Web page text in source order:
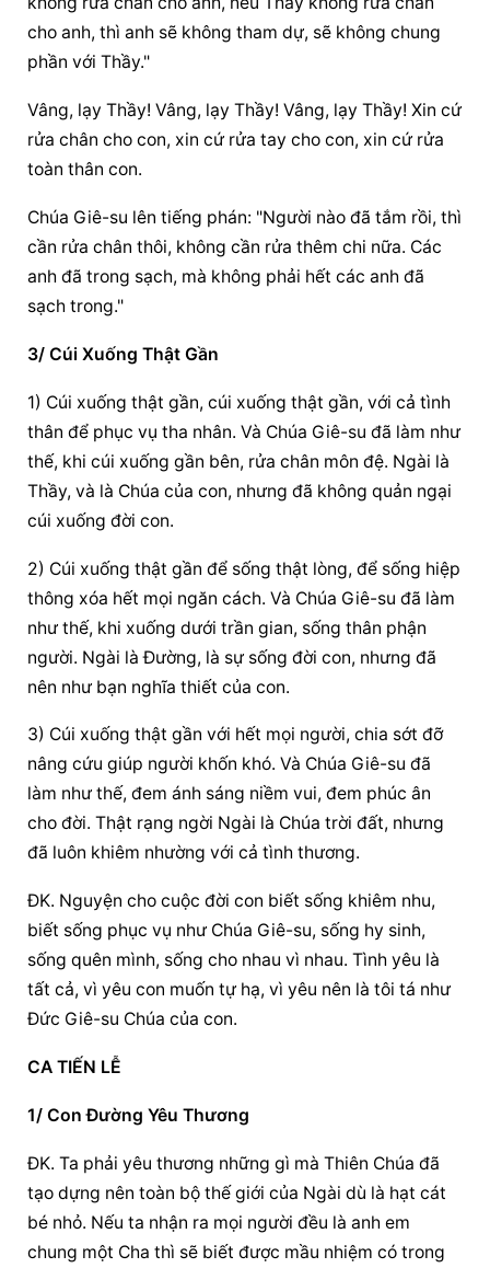
cho anh, thì anh sẽ không tham dự, sẽ không chung
phần với Thầy."
Vâng, lạy Thầy! Vâng, lạy Thầy! Vâng, lạy Thầy! Xin cứ
rửa chân cho con, xin cứ rửa tay cho con, xin cứ rửa
toàn thân con.
Chúa Giê-su lên tiếng phán: "Người nào đã tắm rồi, thì
cần rửa chân thôi, không cần rửa thêm chi nữa. Các
anh đã trong sạch, mà không phải hết các anh đã
sạch trong."
3/ Cúi Xuống Thật Gần
1) Cúi xuống thật gần, cúi xuống thật gần, với cả tình
thân để phục vụ tha nhân. Và Chúa Giê-su đã làm như
thế, khi cúi xuống gần bên, rửa chân môn đệ. Ngài là
Thầy, và là Chúa của con, nhưng đã không quản ngại
cúi xuống đời con.
2) Cúi xuống thật gần để sống thật lòng, để sống hiệp
thông xóa hết mọi ngăn cách. Và Chúa Giê-su đã làm
như thế, khi xuống dưới trần gian, sống thân phận
người. Ngài là Đường, là sự sống đời con, nhưng đã
nên như bạn nghĩa thiết của con.
3) Cúi xuống thật gần với hết mọi người, chia sớt đỡ
nâng cứu giúp người khốn khó. Và Chúa Giê-su đã
làm như thế, đem ánh sáng niềm vui, đem phúc ân
cho đời. Thật rạng ngời Ngài là Chúa trời đất, nhưng
đã luôn khiêm nhường với cả tình thương.
ĐK. Nguyện cho cuộc đời con biết sống khiêm nhu,
biết sống phục vụ như Chúa Giê-su, sống hy sinh,
sống quên mình, sống cho nhau vì nhau. Tình yêu là
tất cả, vì yêu con muốn tự hạ, vì yêu nên là tôi tá như
Đức Giê-su Chúa của con.
CA TIẾN LỄ
1/ Con Đường Yêu Thương
ĐK. Ta phải yêu thương những gì mà Thiên Chúa đã
tạo dựng nên toàn bộ thế giới của Ngài dù là hạt cát
bé nhỏ. Nếu ta nhận ra mọi người đều là anh em
chung một Cha thì sẽ biết được mầu nhiệm có trong